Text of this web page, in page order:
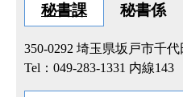
秘書課 秘書係
350-0292 埼玉県坂戸市千代
Tel：049-283-1331 内線143